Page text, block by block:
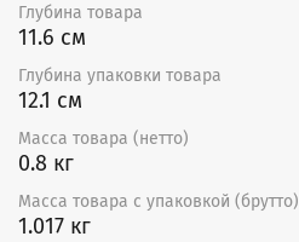
Глубина товара
11.6 см
Глубина упаковки товара
12.1 см
Масса товара (нетто)
0.8 кг
Масса товара с упаковкой (брутто)
1.017 кг